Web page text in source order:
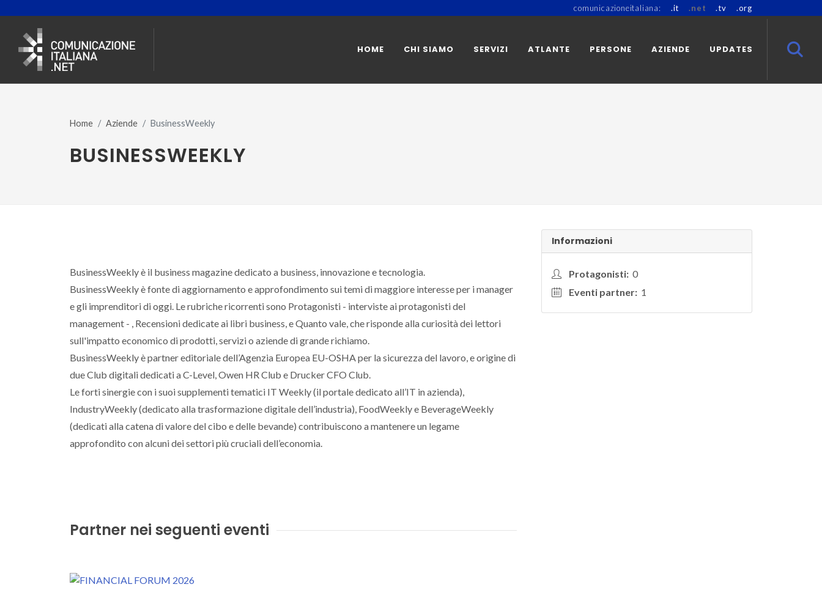
comunicazioneitaliana: .it .net .tv .org
HOME CHI SIAMO SERVIZI ATLANTE PERSONE AZIENDE UPDATES
Home Aziende BusinessWeekly
BUSINESSWEEKLY
BusinessWeekly è il business magazine dedicato a business, innovazione e tecnologia.
BusinessWeekly è fonte di aggiornamento e approfondimento sui temi di maggiore interesse per i manager
e gli imprenditori di oggi. Le rubriche ricorrenti sono Protagonisti - interviste ai protagonisti del
management - , Recensioni dedicate ai libri business, e Quanto vale, che risponde alla curiosità dei lettori
sull'impatto economico di prodotti, servizi o aziende di grande richiamo.
BusinessWeekly è partner editoriale dell’Agenzia Europea EU-OSHA per la sicurezza del lavoro, e origine di
due Club digitali dedicati a C-Level, Owen HR Club e Drucker CFO Club.
Le forti sinergie con i suoi supplementi tematici IT Weekly (il portale dedicato all’IT in azienda),
IndustryWeekly (dedicato alla trasformazione digitale dell’industria), FoodWeekly e BeverageWeekly
(dedicati alla catena di valore del cibo e delle bevande) contribuiscono a mantenere un legame
approfondito con alcuni dei settori più cruciali dell’economia.
Partner nei seguenti eventi
Informazioni
Protagonisti:0
Eventi partner:1